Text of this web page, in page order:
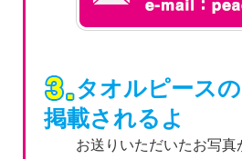
タオルピース
掲載されるよ
お送りいただいたお写